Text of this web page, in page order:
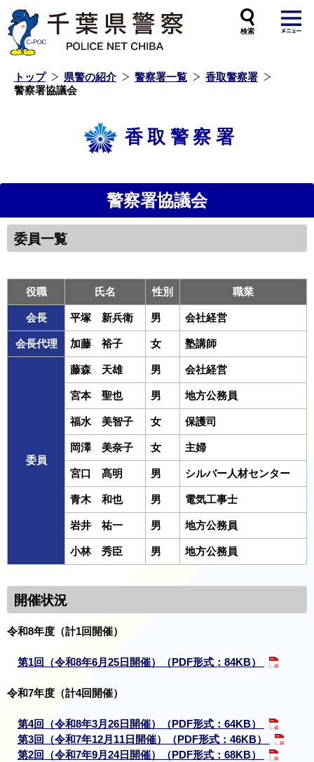
トップ 県警の紹介 警察署一覧
香取警察署
警察署協議会
香取警察署
警察署協議会
委員一覧
役職 氏名 性別 職業
会長 平塚 新兵衛 男 会社経営
会長代理 加藤 裕子 女 塾講師
委員
藤森 天雄 男 会社経営
宮本 聖也 男 地方公務員
福水 美智子 女 保護司
岡澤 美奈子 女 主婦
宮口 髙明 男 シルバー人材センター
青木 和也 男 電気工事士
岩井 祐一 男 地方公務員
小林 秀臣 男 地方公務員
開催状況
令和8年度（計1回開催）
第1回（令和8年6月25日開催）（PDF形式：84KB）
令和7年度（計4回開催）
第4回（令和8年3月26日開催）（PDF形式：64KB）
第3回（令和7年12月11日開催）（PDF形式：46KB）
第2回（令和7年9月24日開催）（PDF形式：68KB）